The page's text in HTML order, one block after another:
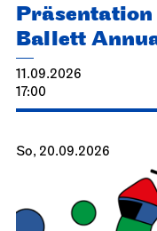
Ballett
11.09.2026
17:00
So, 20.09.2026